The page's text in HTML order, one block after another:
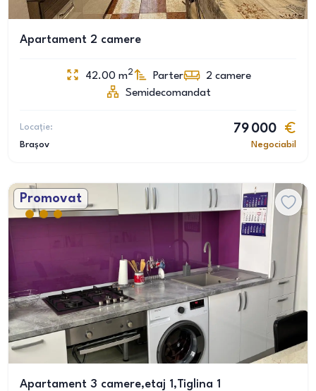
Apartament 2 camere
42.00 m2 Parter 2 camere
Semidecomandat
Locație:
Brașov
79 000
Negociabil
Promovat
Apartament 3 camere,etaj 1,Tiglina 1